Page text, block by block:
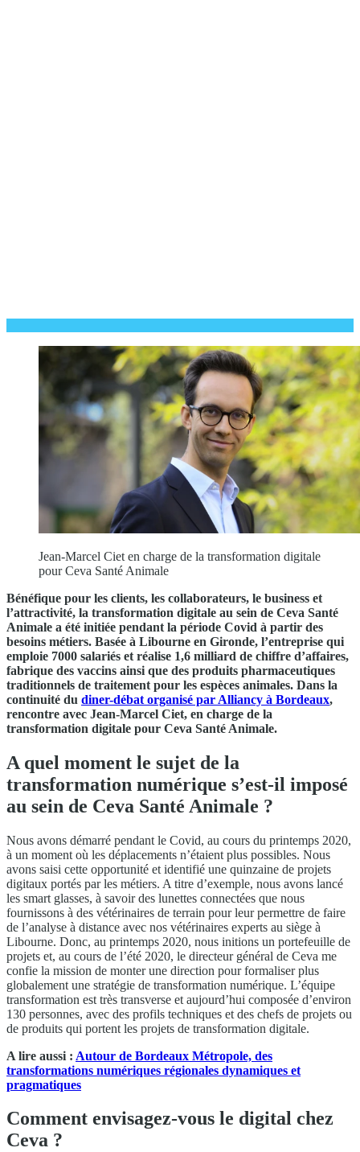
Jean-Marcel Ciet en charge de la transformation digitale
pour Ceva Santé Animale
Bénéfique pour les clients, les collaborateurs, le business et
l’attractivité, la transformation digitale au sein de Ceva Santé
Animale a été initiée pendant la période Covid à partir des
besoins métiers. Basée à Libourne en Gironde, l’entreprise qui
emploie 7000 salariés et réalise 1,6 milliard de chiffre d’affaires,
fabrique des vaccins ainsi que des produits pharmaceutiques
traditionnels de traitement pour les espèces animales. Dans la
continuité du diner-débat organisé par Alliancy à Bordeaux,
rencontre avec Jean-Marcel Ciet, en charge de la
transformation digitale pour Ceva Santé Animale.
A quel moment le sujet de la
transformation numérique s’est-il imposé
au sein de Ceva Santé Animale ?
Nous avons démarré pendant le Covid, au cours du printemps 2020,
à un moment où les déplacements n’étaient plus possibles. Nous
avons saisi cette opportunité et identifié une quinzaine de projets
digitaux portés par les métiers. A titre d’exemple, nous avons lancé
les smart glasses, à savoir des lunettes connectées que nous
fournissons à des vétérinaires de terrain pour leur permettre de faire
de l’analyse à distance avec nos vétérinaires experts au siège à
Libourne. Donc, au printemps 2020, nous initions un portefeuille de
projets et, au cours de l’été 2020, le directeur général de Ceva me
confie la mission de monter une direction pour formaliser plus
globalement une stratégie de transformation numérique. L’équipe
transformation est très transverse et aujourd’hui composée d’environ
130 personnes, avec des profils techniques et des chefs de projets ou
de produits qui portent les projets de transformation digitale.
A lire aussi : Autour de Bordeaux Métropole, des
transformations numériques régionales dynamiques et
pragmatiques
Comment envisagez-vous le digital chez
Ceva ?